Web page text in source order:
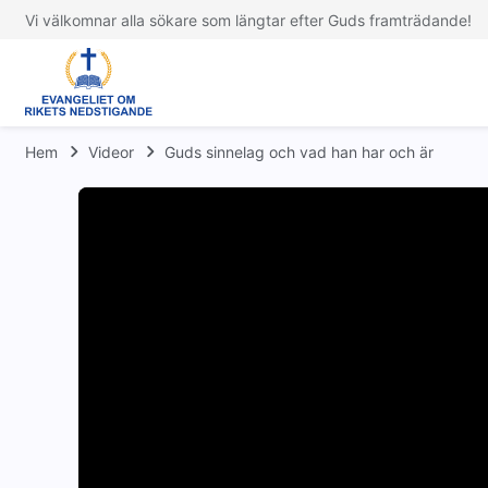
Vi välkomnar alla sökare som längtar efter Guds framträdande!
Hem Videor Guds sinnelag och vad han har och är